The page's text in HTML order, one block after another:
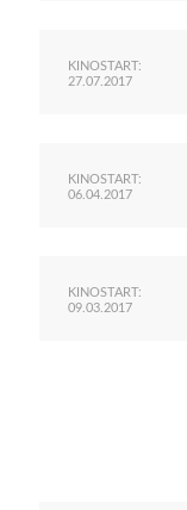
KINOSTART:
27.07.2017
KINOSTART:
06.04.2017
KINOSTART:
09.03.2017